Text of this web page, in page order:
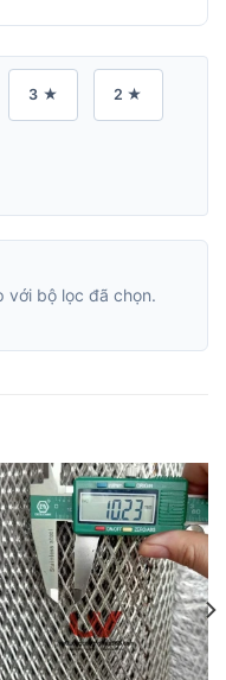
3 ★ 2 ★
với bộ lọc đã chọn.